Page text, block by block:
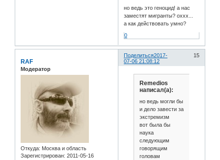
но ведь это геноцид! а нас
заместят мигранты? оххх...
а как действовать умно?
0
Поделиться 15
2017-
07-06 21:08:12
RAF
Модератор
Откуда: Москва и область
Зарегистрирован: 2011-05-16
Remedios
написал(а):
но ведь могли бы
и дело завести за
экстремизм
вот была бы
наука
следующим
говорящим
головам